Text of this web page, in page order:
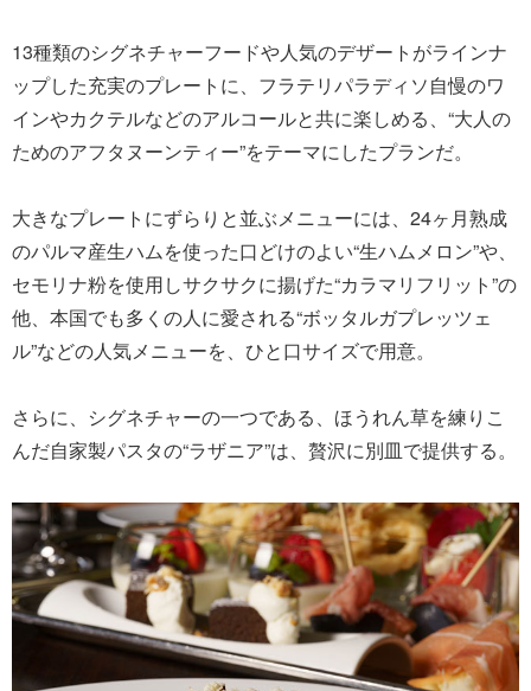
13種類のシグネチャーフードや⼈気のデザートがラインナ
ップした充実のプレートに、フラテリパラディソ自慢のワ
インやカクテルなどのアルコールと共に楽しめる、“大人の
ためのアフタヌーンティー”をテーマにしたプランだ。
大きなプレートにずらりと並ぶメニューには、24ヶ月熟成
のパルマ産生ハムを使った口どけのよい“生ハムメロン”や、
セモリナ粉を使用しサクサクに揚げた“カラマリフリット”の
他、本国でも多くの人に愛される“ボッタルガプレッツェ
ル”などの人気メニューを、ひと口サイズで用意。
さらに、シグネチャーの⼀つである、ほうれん草を練りこ
んだ自家製パスタの“ラザニア”は、贅沢に別皿で提供する。